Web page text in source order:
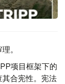
。
项目框架下的
合宪性。宪法